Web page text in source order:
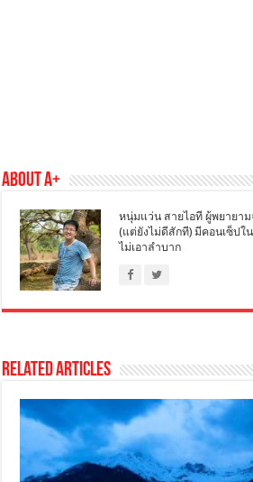
About A+
หนุ่มแว่น สายไอที ผู้พยายา
(แต่ยังไม่ดีสักที) มีคอนเซ็ปใ
ไม่เอาลำบาก
Related Articles